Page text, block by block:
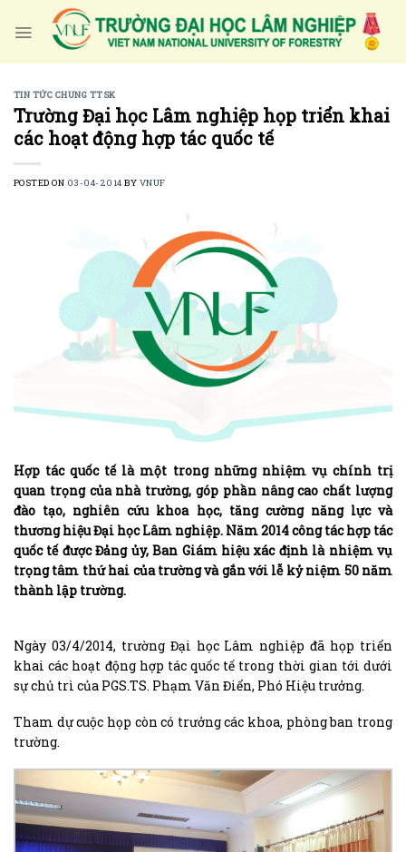
TIN TỨC CHUNG TTSK
Trường Đại học Lâm nghiệp họp triển khai
các hoạt động hợp tác quốc tế
POSTED ON 03-04-2014 BY VNUF
Hợp tác quốc tế là một trong những nhiệm vụ chính trị
quan trọng của nhà trường, góp phần nâng cao chất lượng
đào tạo, nghiên cứu khoa học, tăng cường năng lực và
thương hiệu Đại học Lâm nghiệp. Năm 2014 công tác hợp tác
quốc tế được Đảng ủy, Ban Giám hiệu xác định là nhiệm vụ
trọng tâm thứ hai của trường và gắn với lễ kỷ niệm 50 năm
thành lập trường.
Ngày 03/4/2014, trường Đại học Lâm nghiệp đã họp triển
khai các hoạt động hợp tác quốc tế trong thời gian tới dưới
sự chủ trì của PGS.TS. Phạm Văn Điển, Phó Hiệu trưởng.
Tham dự cuộc họp còn có trưởng các khoa, phòng ban trong
trường.